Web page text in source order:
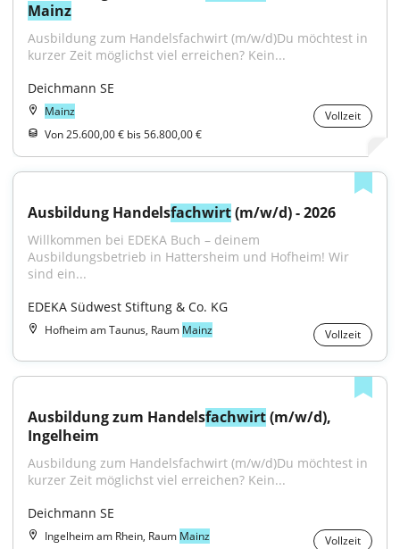
Mainz
Ausbildung zum Handelsfachwirt (m/w/d)Du möchtest in
kurzer Zeit möglichst viel erreichen? Kein...
Deichmann SE
Mainz
Vollzeit
Von 25.600,00 € bis 56.800,00 €
Ausbildung Handelsfachwirt (m/w/d) - 2026
Willkommen bei EDEKA Buch – deinem
Ausbildungsbetrieb in Hattersheim und Hofheim! Wir
sind ein...
EDEKA Südwest Stiftung & Co. KG
Hofheim am Taunus, Raum Mainz Vollzeit
Ausbildung zum Handelsfachwirt (m/w/d),
Ingelheim
Ausbildung zum Handelsfachwirt (m/w/d)Du möchtest in
kurzer Zeit möglichst viel erreichen? Kein...
Deichmann SE
Ingelheim am Rhein, Raum Mainz
Vollzeit